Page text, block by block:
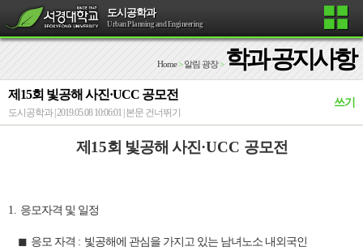
도시공학과
Urban Planning and Engineering
Home> 알림 광장> 학과 공지사항
제15회 빛공해 사진·UCC 공모전
쓰기
도시공학과 | 2019.05.08 10:06:01 | 본문 건너뛰기
제 15회 빛공해 사진·UCC 공모전
1. 응모자격 및 일정
◼ 응모 자격 : 빛공해에 관심을 가지고 있는 남녀노소 내외국인